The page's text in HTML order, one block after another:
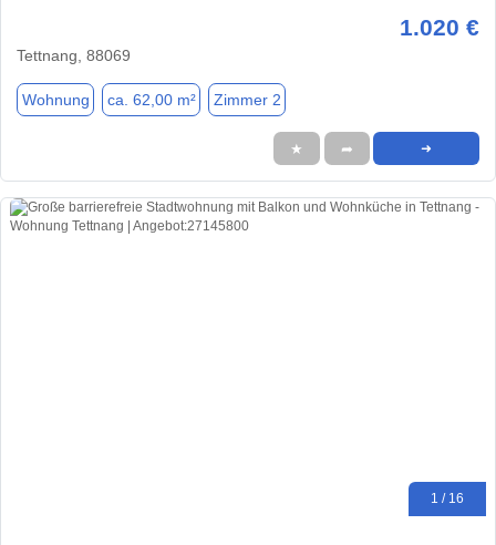
1.020 €
Tettnang, 88069
Wohnung ca. 62,00 m² Zimmer 2
★ ➦ ➜
1 / 16